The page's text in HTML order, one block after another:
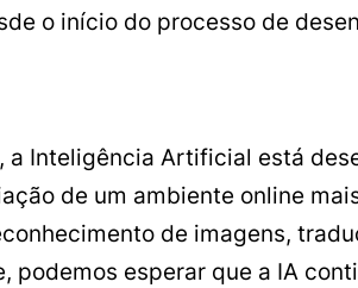
o início do processo de
a Inteligência Artificial está
de um ambiente online
de imagens,
podemos esperar que a IA